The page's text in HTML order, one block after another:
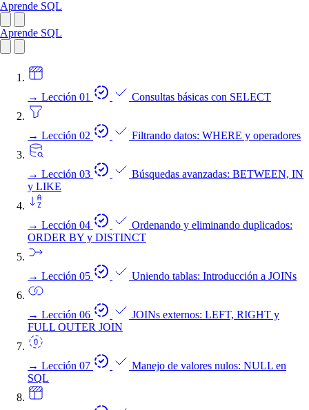
Aprende SQL
Aprende SQL
→ Lección 01 Consultas básicas con SELECT
→ Lección 02 Filtrando datos: WHERE y operadores
→ Lección 03
Búsquedas avanzadas: BETWEEN, IN
y LIKE
→ Lección 04
Ordenando y eliminando duplicados:
ORDER BY y DISTINCT
→ Lección 05 Uniendo tablas: Introducción a JOINs
→ Lección 06
JOINs externos: LEFT, RIGHT y
FULL OUTER JOIN
→ Lección 07
Manejo de valores nulos: NULL en
SQL